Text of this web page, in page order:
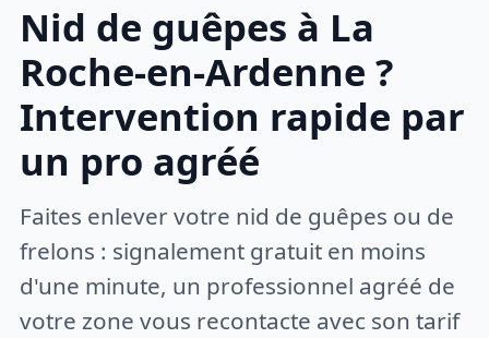
Nid de guêpes à La
Roche-en-Ardenne ?
Intervention rapide par
un pro agréé
Faites enlever votre nid de guêpes ou de
frelons : signalement gratuit en moins
d'une minute, un professionnel agréé de
votre zone vous recontacte avec son tarif